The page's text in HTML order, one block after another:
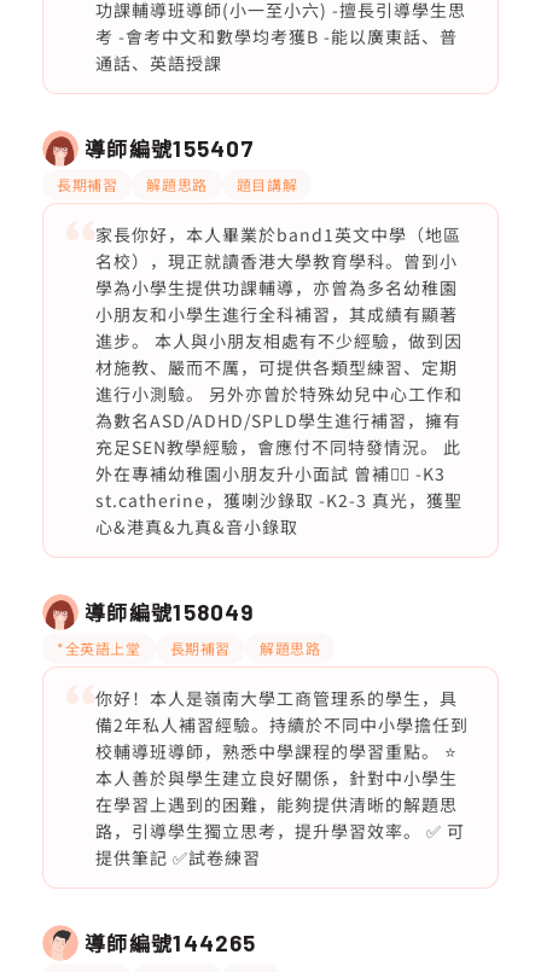
功課輔導班導師(小一至小六) -擅長引導學生思
考 -會考中文和數學均考獲B -能以廣東話、普
通話、英語授課
導師編號155407
長期補習 解題思路 題目講解
家長你好，本人畢業於band1英文中學（地區
名校），現正就讀香港大學教育學科。曾到小
學為小學生提供功課輔導，亦曾為多名幼稚園
小朋友和小學生進行全科補習，其成績有顯著
進步。 本人與小朋友相處有不少經驗，做到因
材施教、嚴而不厲，可提供各類型練習、定期
進行小測驗。 另外亦曾於特殊幼兒中心工作和
為數名ASD/ADHD/SPLD學生進行補習，擁有
充足SEN教學經驗，會應付不同特發情況。 此
外在專補幼稚園小朋友升小面試 曾補👇🏻 -K3
st.catherine，獲喇沙錄取 -K2-3 真光，獲聖
心&港真&九真&音小錄取
導師編號158049
*全英語上堂 長期補習 解題思路
你好！本人是嶺南大學工商管理系的學生，具
備2年私人補習經驗。持續於不同中小學擔任到
校輔導班導師，熟悉中學課程的學習重點。 ⭐️
本人善於與學生建立良好關係，針對中小學生
在學習上遇到的困難，能夠提供清晰的解題思
路，引導學生獨立思考，提升學習效率。 ✅ 可
提供筆記 ✅試卷練習
導師編號144265